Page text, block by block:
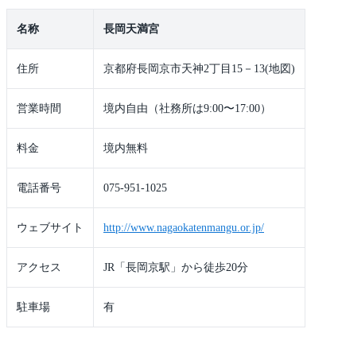
名称 長岡天満宮
住所 京都府長岡京市天神2丁目15－13(地図)
営業時間 境内自由（社務所は9:00〜17:00）
料金 境内無料
電話番号 075-951-1025
ウェブサイト http://www.nagaokatenmangu.or.jp/
アクセス JR「長岡京駅」から徒歩20分
駐車場 有